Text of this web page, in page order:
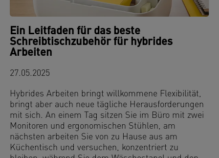
Ein Leitfaden für das beste
Schreibtischzubehör für hybrides
Arbeiten
27.05.2025
Hybrides Arbeiten bringt willkommene Flexibilität,
bringt aber auch neue tägliche Herausforderungen
mit sich. An einem Tag sitzen Sie im Büro mit zwei
Monitoren und ergonomischen Stühlen, am
nächsten arbeiten Sie von zu Hause aus am
Küchentisch und versuchen, konzentriert zu